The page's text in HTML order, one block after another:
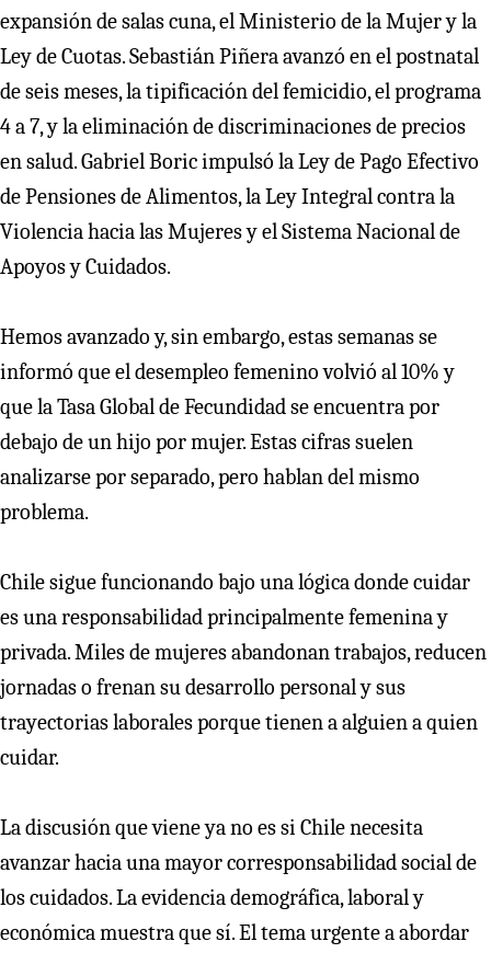
expansión de salas cuna, el Ministerio de la Mujer y la
Ley de Cuotas. Sebastián Piñera avanzó en el postnatal
de seis meses, la tipificación del femicidio, el programa
4 a 7, y la eliminación de discriminaciones de precios
en salud. Gabriel Boric impulsó la Ley de Pago Efectivo
de Pensiones de Alimentos, la Ley Integral contra la
Violencia hacia las Mujeres y el Sistema Nacional de
Apoyos y Cuidados.
Hemos avanzado y, sin embargo, estas semanas se
informó que el desempleo femenino volvió al 10% y
que la Tasa Global de Fecundidad se encuentra por
debajo de un hijo por mujer. Estas cifras suelen
analizarse por separado, pero hablan del mismo
problema.
Chile sigue funcionando bajo una lógica donde cuidar
es una responsabilidad principalmente femenina y
privada. Miles de mujeres abandonan trabajos, reducen
jornadas o frenan su desarrollo personal y sus
trayectorias laborales porque tienen a alguien a quien
cuidar.
La discusión que viene ya no es si Chile necesita
avanzar hacia una mayor corresponsabilidad social de
los cuidados. La evidencia demográfica, laboral y
económica muestra que sí. El tema urgente a abordar